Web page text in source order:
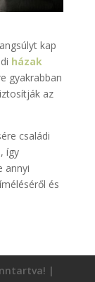
kap
házak
gyakrabban
az
családi
így
annyi
és
|